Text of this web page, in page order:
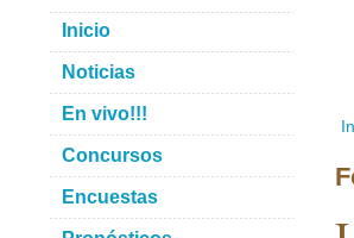
Inicio
Noticias
En vivo!!!
Concursos
Encuestas